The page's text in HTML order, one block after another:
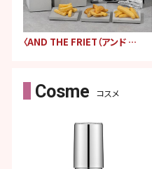
〈AND THE FRIET（アンド ザ フリット）〉期間限定販売
コスメ